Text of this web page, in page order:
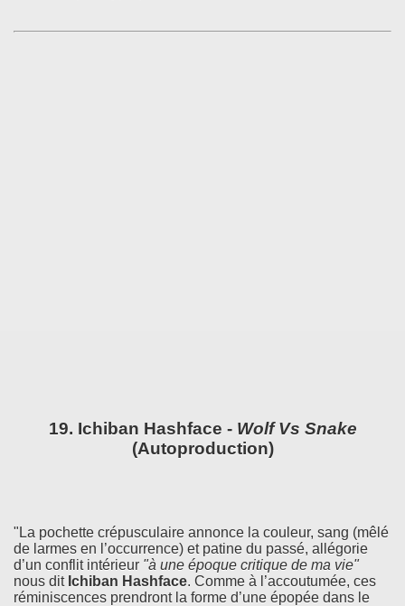
19. Ichiban Hashface - Wolf Vs Snake
(Autoproduction)
"La pochette crépusculaire annonce la couleur, sang (mêlé
de larmes en l’occurrence) et patine du passé, allégorie
d’un conflit intérieur "à une époque critique de ma vie"
nous dit Ichiban Hashface. Comme à l’accoutumée, ces
réminiscences prendront la forme d’une épopée dans le